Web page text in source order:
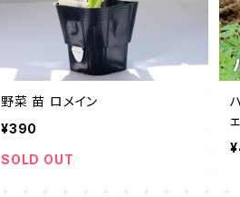
野菜 苗 ロメイン
¥390
SOLD OUT
ー